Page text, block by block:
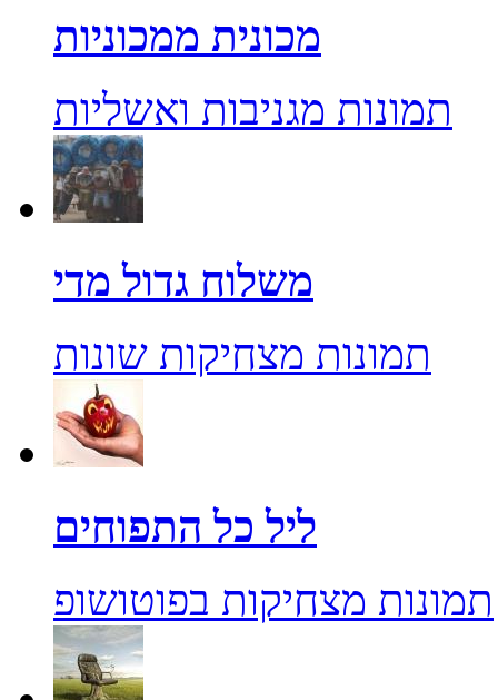
מכונית ממכוניות
תמונות מגניבות ואשליות
משלוח גדול מדי
תמונות מצחיקות שונות
ליל כל התפוחים
תמונות מצחיקות בפוטושופ